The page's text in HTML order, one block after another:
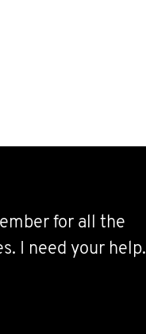
for all the
I need your help.